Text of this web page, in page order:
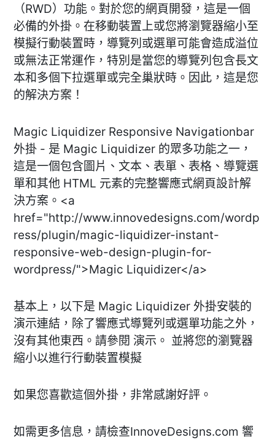
（RWD）功能。對於您的網頁開發，這是一個
必備的外掛。在移動裝置上或您將瀏覽器縮小至
模擬行動裝置時，導覽列或選單可能會造成溢位
或無法正常運作，特別是當您的導覽列包含長文
本和多個下拉選單或完全巢狀時。因此，這是您
的解決方案！
Magic Liquidizer Responsive Navigationbar
外掛 - 是 Magic Liquidizer 的眾多功能之一，
這是一個包含圖片、文本、表單、表格、導覽選
單和其他 HTML 元素的完整響應式網頁設計解
決方案。<a
href="http://www.innovedesigns.com/wordp
ress/plugin/magic-liquidizer-instant-
responsive-web-design-plugin-for-
wordpress/">Magic Liquidizer</a>
基本上，以下是 Magic Liquidizer 外掛安裝的
演示連結，除了響應式導覽列或選單功能之外，
沒有其他東西。請參閱 演示。 並將您的瀏覽器
縮小以進行行動裝置模擬
如果您喜歡這個外掛，非常感謝好評。
如需更多信息，請檢查InnoveDesigns.com 響